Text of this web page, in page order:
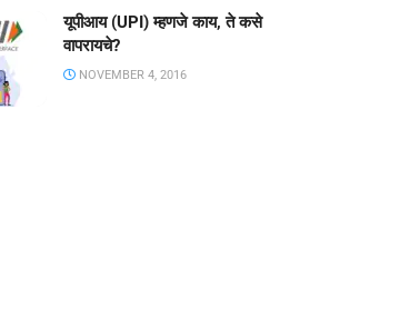
यूपीआय (UPI) म्हणजे काय, ते कसे
वापरायचे?
NOVEMBER 4, 2016